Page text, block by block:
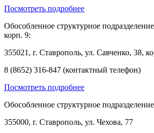
Посмотреть подробнее
Обособленное структурное
корп. 9:
355021, г. Ставрополь, ул. Савченко, 38,
8 (8652) 316-847 (контактный телефон)
Посмотреть подробнее
Обособленное структурное
355000, г. Ставрополь, ул. Чехова, 77